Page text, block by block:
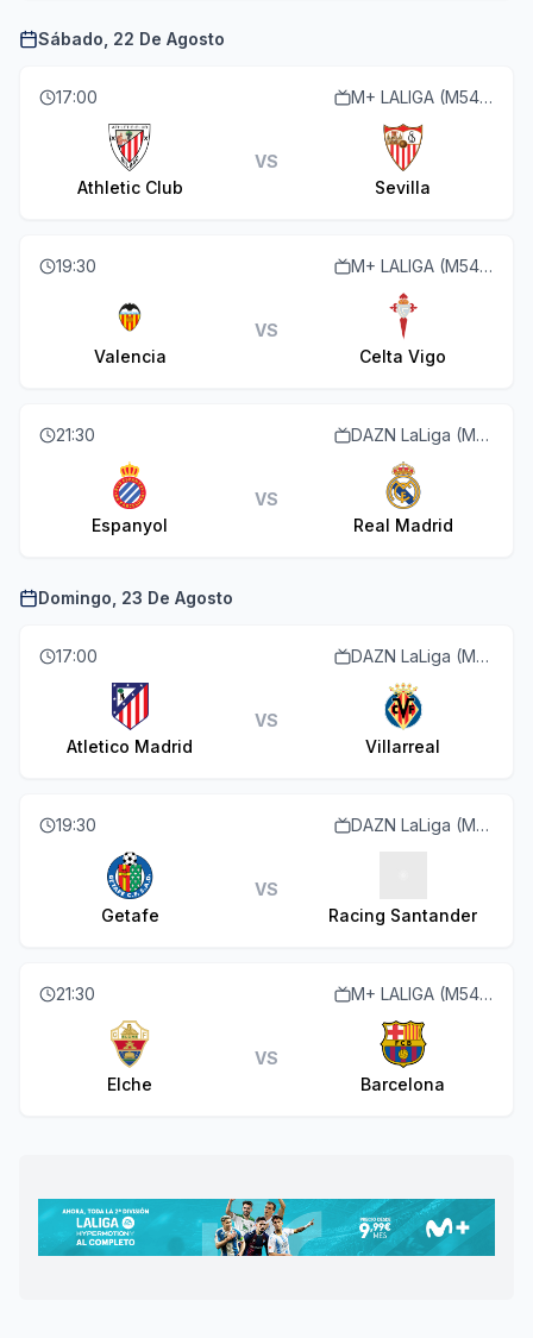
Sábado, 22 De Agosto
17:00 M+ LALIGA (M54 O110)
Athletic Club
VS
Sevilla
19:30 M+ LALIGA (M54 O110)
Valencia
VS
Celta Vigo
21:30 DAZN LaLiga (M55 O113)
Espanyol
VS
Real Madrid
Domingo, 23 De Agosto
17:00 DAZN LaLiga (M55 O113)
Atletico Madrid
VS
Villarreal
19:30 DAZN LaLiga (M55 O113)
Getafe
VS
Racing Santander
21:30 M+ LALIGA (M54 O110)
Elche
VS
Barcelona